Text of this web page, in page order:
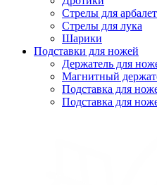
Стрелы для
Стрелы для лука
Шарики
Подставки для ножей
Держатель для
Магнитный
Подставка для
Подставка для